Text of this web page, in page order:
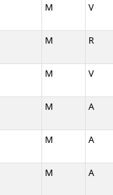
M V
M R
M V
M A
M A
M A